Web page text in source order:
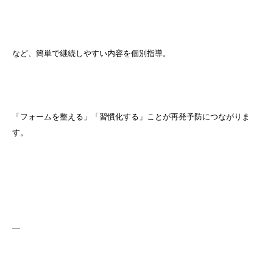
など、簡単で継続しやすい内容を個別指導。
「フォームを整える」「習慣化する」ことが再発予防につながりま
す。
—